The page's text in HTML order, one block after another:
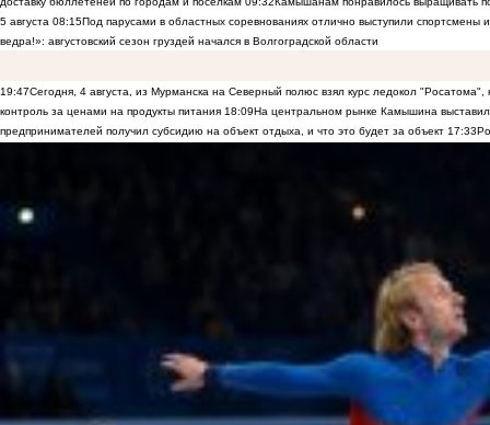
5 августа 08:15Под парусами в областных соревнованиях отлично выступили спортсмены
ведра!»: августовский сезон груздей начался в Волгоградской области
19:47Сегодня, 4 августа, из Мурманска на Северный полюс взял курс ледокол
контроль за ценами на продукты питания 18:09На центральном рынке Камышина
предпринимателей получил субсидию на объект отдыха, и что это будет за объект 17:33